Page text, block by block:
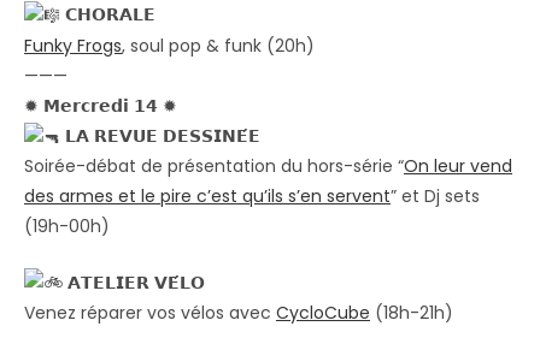
𝗖𝗛𝗢𝗥𝗔𝗟𝗘
Funky Frogs, soul pop & funk (20h)
———
✹ 𝗠𝗲𝗿𝗰𝗿𝗲𝗱𝗶 𝟭𝟰 ✹
𝗟𝗔 𝗥𝗘𝗩𝗨𝗘 𝗗𝗘𝗦𝗦𝗜𝗡𝗘́𝗘
Soirée-débat de présentation du hors-série “On leur vend
des armes et le pire c’est qu’ils s’en servent” et Dj sets
(19h-00h)
𝗔𝗧𝗘𝗟𝗜𝗘𝗥 𝗩𝗘́𝗟𝗢
Venez réparer vos vélos avec CycloCube (18h-21h)